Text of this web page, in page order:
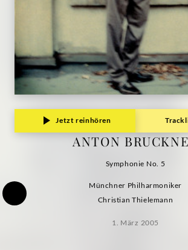
Jetzt reinhören
ANTON
Symphonie No. 5
Münchner Philharmoniker
Christian Thielemann
1. März 2005